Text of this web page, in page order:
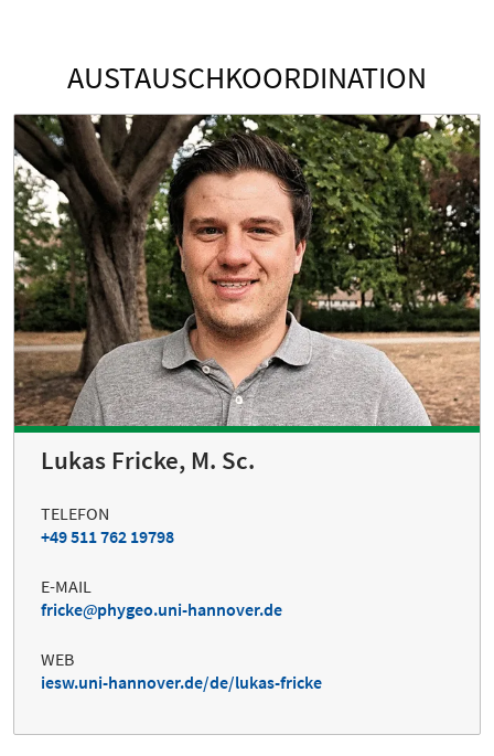
AUSTAUSCHKOORDINATION
Lukas Fricke, M. Sc.
TELEFON
+49 511 762 19798
E-MAIL
fricke
phygeo.uni-hannover.de
WEB
iesw.uni-hannover.de/de/lukas-fricke